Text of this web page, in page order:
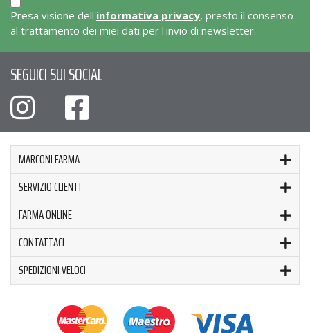
Presa visione dell'informativa privacy, presto il consenso
al trattamento dei miei dati per l'invio di newsletter.
SEGUICI SUI SOCIAL
MARCONI FARMA
SERVIZIO CLIENTI
FARMA ONLINE
CONTATTACI
SPEDIZIONI VELOCI